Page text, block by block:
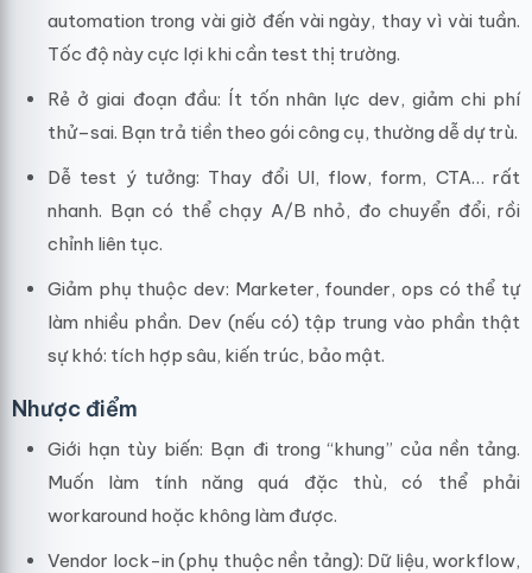
automation trong vài giờ đến vài ngày, thay vì vài tuần.
Tốc độ này cực lợi khi cần test thị trường.
Rẻ ở giai đoạn đầu: Ít tốn nhân lực dev, giảm chi phí
thử–sai. Bạn trả tiền theo gói công cụ, thường dễ dự trù.
Dễ test ý tưởng: Thay đổi UI, flow, form, CTA… rất
nhanh. Bạn có thể chạy A/B nhỏ, đo chuyển đổi, rồi
chỉnh liên tục.
Giảm phụ thuộc dev: Marketer, founder, ops có thể tự
làm nhiều phần. Dev (nếu có) tập trung vào phần thật
sự khó: tích hợp sâu, kiến trúc, bảo mật.
Nhược điểm
Giới hạn tùy biến: Bạn đi trong “khung” của nền tảng.
Muốn làm tính năng quá đặc thù, có thể phải
workaround hoặc không làm được.
Vendor lock-in (phụ thuộc nền tảng): Dữ liệu, workflow,